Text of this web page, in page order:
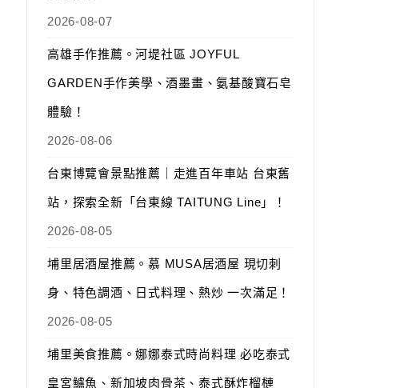
2026-08-07
高雄手作推薦。河堤社區 JOYFUL
GARDEN手作美學、酒墨畫、氨基酸寶石皂
體驗！
2026-08-06
台東博覽會景點推薦｜走進百年車站 台東舊
站，探索全新「台東線 TAITUNG Line」！
2026-08-05
埔里居酒屋推薦。慕 MUSA居酒屋 現切刺
身、特色調酒、日式料理、熱炒 一次滿足！
2026-08-05
埔里美食推薦。娜娜泰式時尚料理 必吃泰式
皇宮鱸魚、新加坡肉骨茶、泰式酥炸榴槤